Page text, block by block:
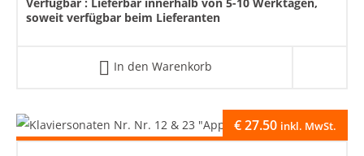
Verfügbar : Lieferbar innerhalb von 5-10 Werktagen,
soweit verfügbar beim Lieferanten
In den Warenkorb
€27.50 inkl. MwSt.